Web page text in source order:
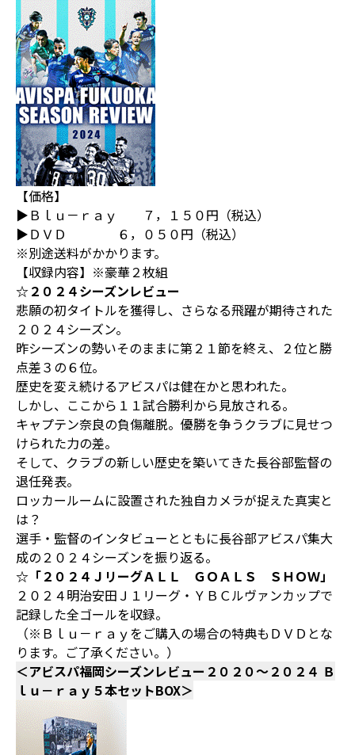
【価格】
▶Ｂｌｕ－ｒａｙ ７，１５０円（税込）
▶ＤＶＤ ６，０５０円（税込）
※別途送料がかかります。
【収録内容】※豪華２枚組
☆２０２４シーズンレビュー
悲願の初タイトルを獲得し、さらなる飛躍が期待された
２０２４シーズン。
昨シーズンの勢いそのままに第２１節を終え、２位と勝
点差３の６位。
歴史を変え続けるアビスパは健在かと思われた。
しかし、ここから１１試合勝利から見放される。
キャプテン奈良の負傷離脱。優勝を争うクラブに見せつ
けられた力の差。
そして、クラブの新しい歴史を築いてきた長谷部監督の
退任発表。
ロッカールームに設置された独自カメラが捉えた真実と
は？
選手・監督のインタビューとともに長谷部アビスパ集大
成の２０２４シーズンを振り返る。
☆「２０２４ＪリーグＡＬＬ ＧＯＡＬＳ ＳＨＯＷ」
２０２４明治安田Ｊ１リーグ・ＹＢＣルヴァンカップで
記録した全ゴールを収録。
（※Ｂｌｕ－ｒａｙをご購入の場合の特典もＤＶＤとな
ります。ご了承ください。）
＜アビスパ福岡シーズンレビュー２０２０～２０２４ Ｂ
ｌｕ－ｒａｙ５本セットBOX＞